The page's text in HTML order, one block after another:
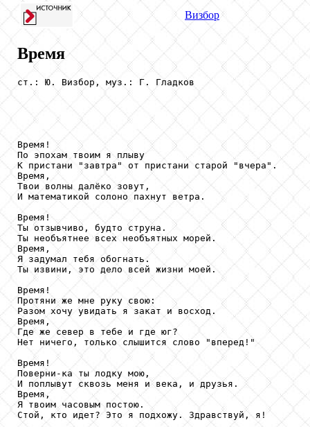
Визбор
Время
ст.: Ю. Визбор, муз.: Г. Гладков
Время!
По эпохам твоим я плыву
К пристани "завтра" от пристани старой "вчера".
Время,
Твои волны далёко зовут,
И математикой солоно пахнут ветра.
Время!
Ты отзывчиво, будто струна.
Ты необъятнее всех необъятных морей.
Время,
Я задумал тебя обогнать.
Ты извини, это дело всей жизни моей.
Время!
Протяни же мне руку свою:
Разом хочу увидать я закат и восход.
Время,
Где же север в тебе и где юг?
Нет ничего, только слышится слово "вперед!"
Время!
Поверни-ка ты лодку мою,
И поплывут сквозь меня и века, и друзья.
Время,
Я твоим часовым постою.
Стой, кто идет? Это я подхожу. Здравствуй, я!